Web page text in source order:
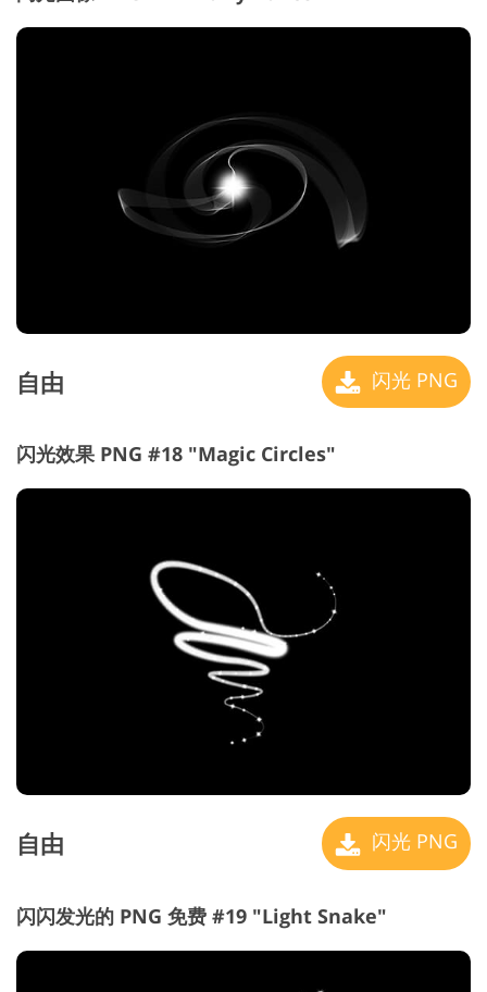
自由 闪光 PNG
闪光效果 PNG #18 "Magic Circles"
自由 闪光 PNG
闪闪发光的 PNG 免费 #19 "Light Snake"